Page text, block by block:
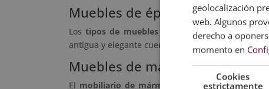
Muebles de época
Lostipos de muebles rústicos, clásicos o
antigua y elegante cuenta con una calidad y
Muebles de mármol
El mobiliario de mármol
no puede faltar en
geolocalización
web. Algunos
derecho a
momento en
Cookies
estrictamente